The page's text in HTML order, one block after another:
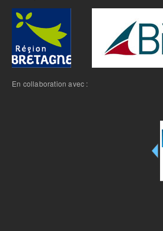
En collaboration avec :